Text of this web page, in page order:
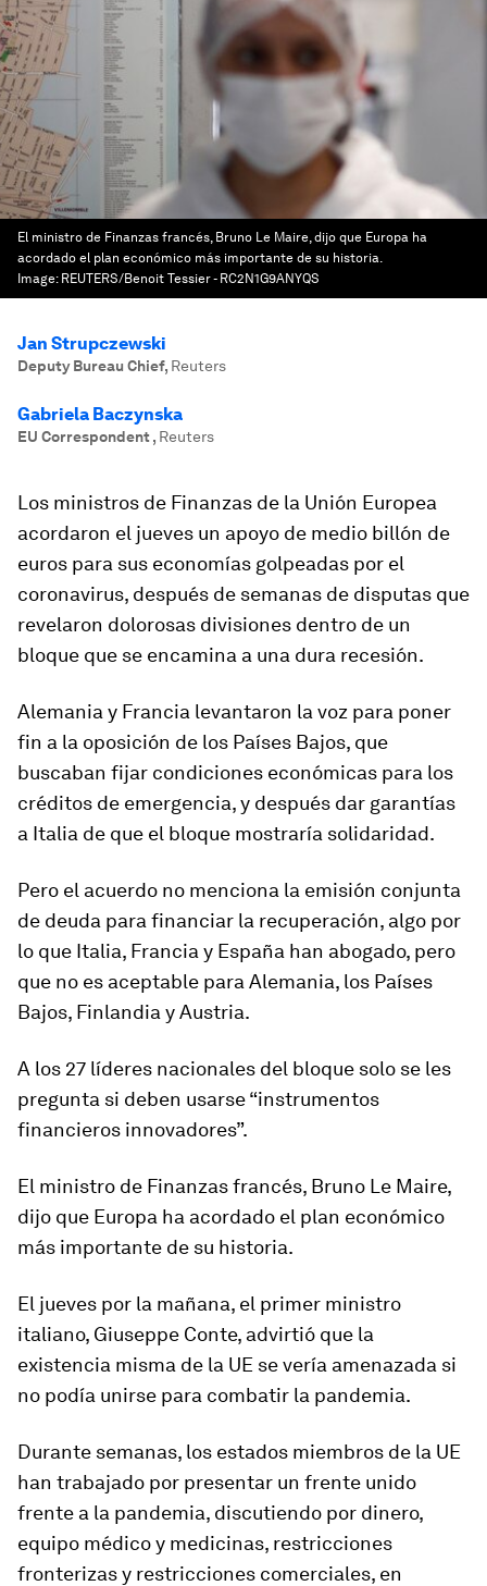
El ministro de Finanzas francés, Bruno Le Maire, dijo que Europa ha
acordado el plan económico más importante de su historia.
Image: REUTERS/Benoit Tessier - RC2N1G9ANYQS
Jan Strupczewski
Deputy Bureau Chief, Reuters
Gabriela Baczynska
EU Correspondent, Reuters
Los ministros de Finanzas de la Unión Europea
acordaron el jueves un apoyo de medio billón de
euros para sus economías golpeadas por el
coronavirus, después de semanas de disputas que
revelaron dolorosas divisiones dentro de un
bloque que se encamina a una dura recesión.
Alemania y Francia levantaron la voz para poner
fin a la oposición de los Países Bajos, que
buscaban fijar condiciones económicas para los
créditos de emergencia, y después dar garantías
a Italia de que el bloque mostraría solidaridad.
Pero el acuerdo no menciona la emisión conjunta
de deuda para financiar la recuperación, algo por
lo que Italia, Francia y España han abogado, pero
que no es aceptable para Alemania, los Países
Bajos, Finlandia y Austria.
A los 27 líderes nacionales del bloque solo se les
pregunta si deben usarse “instrumentos
financieros innovadores”.
El ministro de Finanzas francés, Bruno Le Maire,
dijo que Europa ha acordado el plan económico
más importante de su historia.
El jueves por la mañana, el primer ministro
italiano, Giuseppe Conte, advirtió que la
existencia misma de la UE se vería amenazada si
no podía unirse para combatir la pandemia.
Durante semanas, los estados miembros de la UE
han trabajado por presentar un frente unido
frente a la pandemia, discutiendo por dinero,
equipo médico y medicinas, restricciones
fronterizas y restricciones comerciales, en